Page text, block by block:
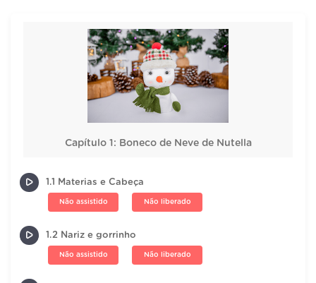
Capítulo 1: Boneco de Neve de Nutella
1.1 Materias e Cabeça
Não assistido Não liberado
1.2 Nariz e gorrinho
Não assistido Não liberado